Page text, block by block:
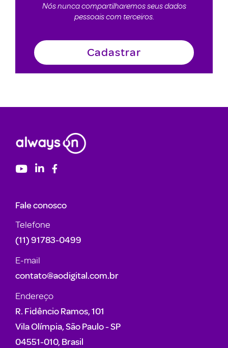
Nós nunca compartilharemos seus dados
pessoais com terceiros.
Fale conosco
Telefone
(11) 91783-0499
E-mail
contato@aodigital.com.br
Endereço
R. Fidêncio Ramos, 101
Vila Olímpia, São Paulo - SP
04551-010, Brasil